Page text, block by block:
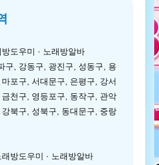
도우미 · 노래방알바
구, 강동구, 광진구, 성동구, 용
포구, 서대문구, 은평구, 강서
천구, 영등포구, 동작구, 관악
북구, 성북구, 동대문구, 중랑
방도우미 · 노래방알바